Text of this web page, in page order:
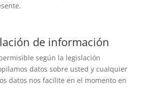
de información
según la legislación
datos sobre usted y cualquier
datos nos facilite en el momento en